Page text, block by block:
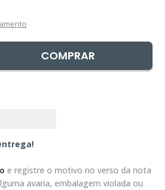
COMPRAR
e registre o motivo no verso da nota
avaria, embalagem violada ou